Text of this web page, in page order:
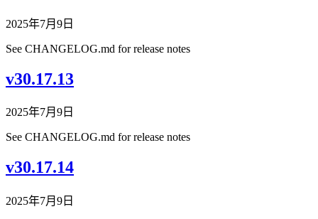
2025年7月9日
See CHANGELOG.md for release notes
v30.17.13
2025年7月9日
See CHANGELOG.md for release notes
v30.17.14
2025年7月9日